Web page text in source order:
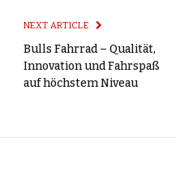
NEXT ARTICLE
Bulls Fahrrad – Qualität,
Innovation und Fahrspaß
auf höchstem Niveau